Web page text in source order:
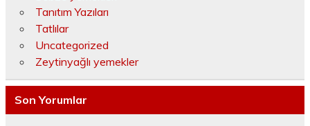
Tanıtım Yazıları
Tatlılar
Uncategorized
Zeytinyağlı yemekler
Son Yorumlar